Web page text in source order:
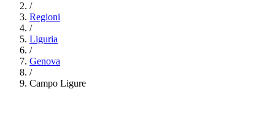
/
Regioni
/
Liguria
/
Genova
/
Campo Ligure